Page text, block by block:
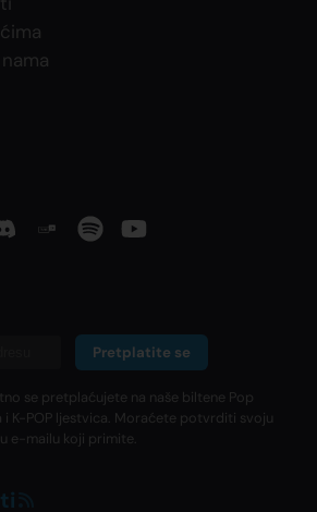
Pretplatite se
se pretplaćujete na naše biltene Pop
i K-POP ljestvica. Moraćete potvrditi svoju
e-mailu koji primite.